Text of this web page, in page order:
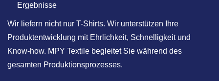
Ergebnisse
Wir liefern nicht nur T-Shirts. Wir unterstützen Ihre
Produktentwicklung mit Ehrlichkeit, Schnelligkeit und
Know-how. MPY Textile begleitet Sie während des
gesamten Produktionsprozesses.